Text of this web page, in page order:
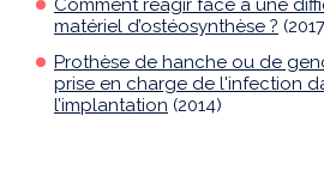
Comment réagir face à une
matériel d’ostéosynthèse ?
Prothèse de hanche ou de
prise en charge de l'infection
l’implantation (2014)